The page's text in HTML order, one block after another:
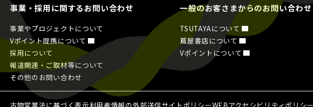
事業・採用に関するお問い合わせ
事業やプロジェクトについて
Vポイント提携について
採用について
報道関連・ご取材等について
その他のお問い合わせ
一般のお客さまからのお問い合わせ
TSUTAYAについて
蔦屋書店について
Vポイントについて